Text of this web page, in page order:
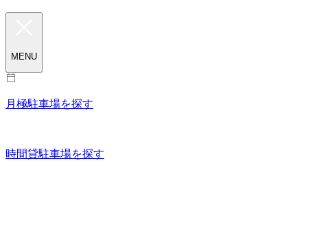
MENU
月極駐車場を探す
時間貸駐車場を探す